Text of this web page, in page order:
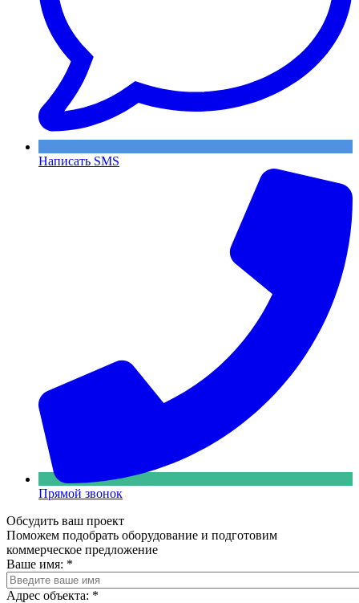
Написать SMS
Прямой звонок
Обсудить ваш проект
Поможем подобрать оборудование и подготовим
коммерческое предложение
Ваше имя: *
Адрес объекта: *